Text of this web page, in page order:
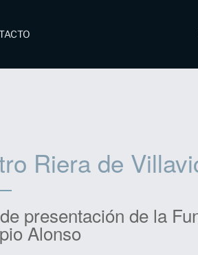
Riera de
presentación de la
Alonso